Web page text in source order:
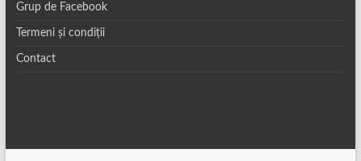
Grup de Facebook
Termeni și condiții
Contact